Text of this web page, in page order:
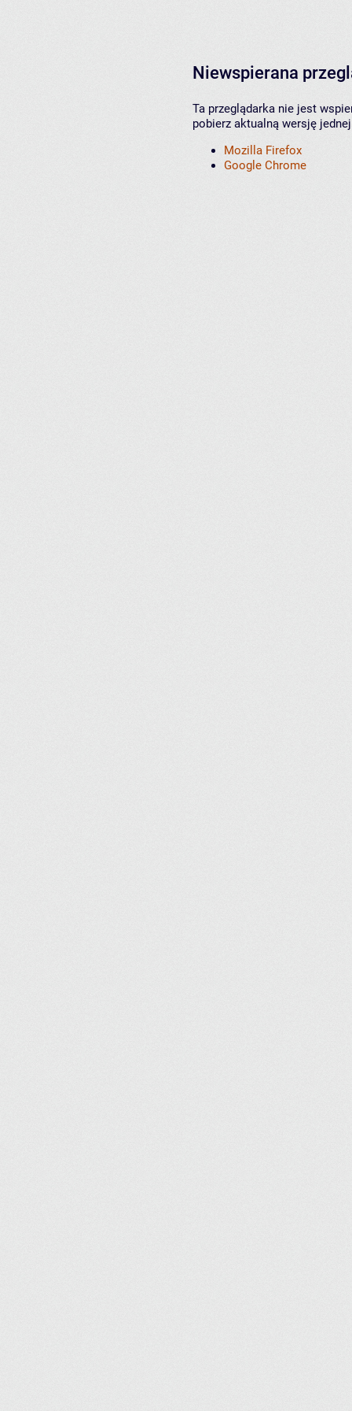
Niewspierana
Ta przeglądarka nie jest
pobierz aktualną wersję
Mozilla Firefox
Google Chrome